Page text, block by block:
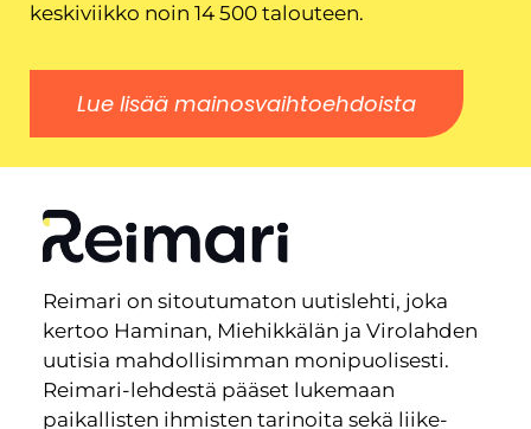
keskiviikko noin 14 500 talouteen.
Lue lisää mainosvaihtoehdoista
Reimari on sitoutumaton uutislehti, joka
kertoo Haminan, Miehikkälän ja Virolahden
uutisia mahdollisimman monipuolisesti.
Reimari-lehdestä pääset lukemaan
paikallisten ihmisten tarinoita sekä liike-